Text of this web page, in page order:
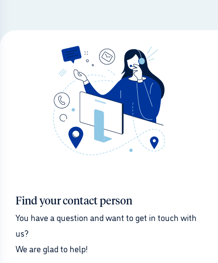
Find your contact person
You have a question and want to get in touch with
us?
We are glad to help!